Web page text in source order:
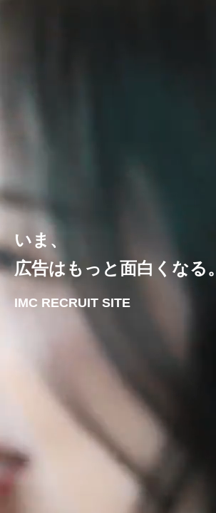
いま、
広告はもっと面白くなる。
IMC RECRUIT SITE